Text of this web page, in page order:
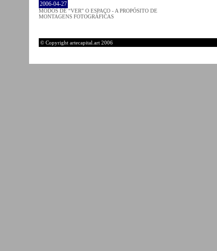
2006-04-27
MODOS DE “VER” O ESPAÇO - A PROPÓSITO DE
MONTAGENS FOTOGRÁFICAS
© Copyright artecapital.art 2006